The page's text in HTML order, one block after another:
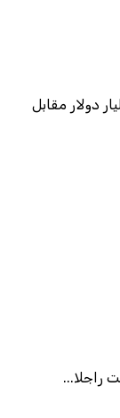
إسرائيلي قبضت اثيوبيا 5 مليار دولار مقابل
راجلا...